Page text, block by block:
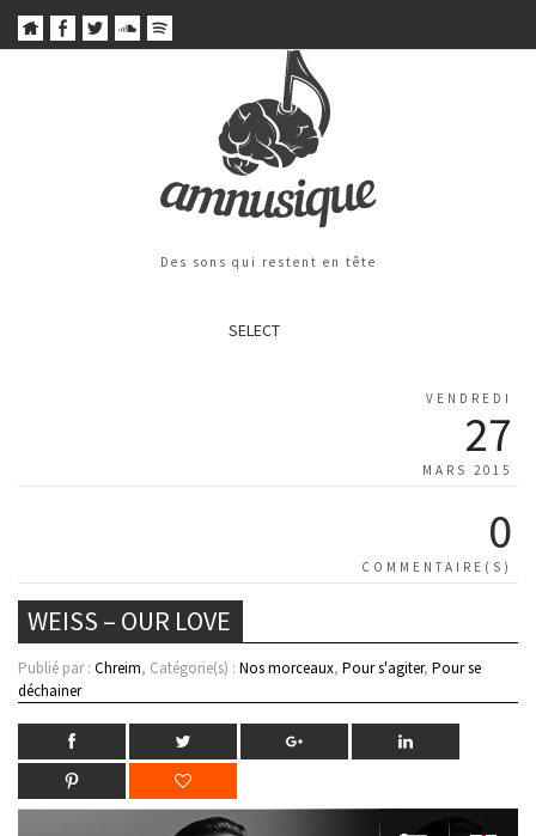
Des sons qui restent en tête
SELECT
VENDREDI
27
MARS 2015
0
COMMENTAIRE(S)
WEISS – OUR LOVE
Publié par : Chreim, Catégorie(s) : Nos morceaux, Pour s'agiter, Pour se
déchainer